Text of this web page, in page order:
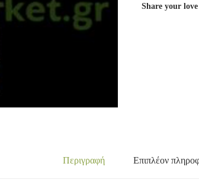
Share your love
Περιγραφή Επιπλέον